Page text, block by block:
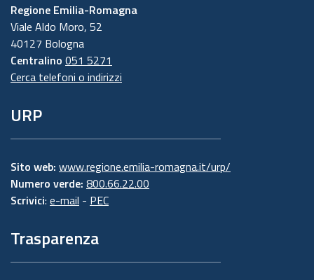
Regione Emilia-Romagna
Viale Aldo Moro, 52
40127 Bologna
Centralino 051 5271
Cerca telefoni o indirizzi
URP
Sito web: www.regione.emilia-romagna.it/urp/
Numero verde: 800.66.22.00
Scrivici: e-mail - PEC
Trasparenza